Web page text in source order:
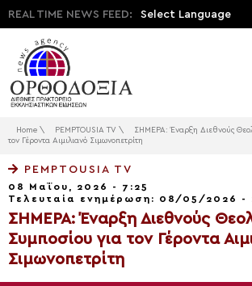
REAL TIME NEWS FEED: Select Language
Home \ PEMPTOUSIA TV \
ΣΗΜΕΡΑ: Έναρξη Διεθνούς
τον Γέροντα Αιμιλιανό Σιμωνοπετρίτη
PEMPTOUSIA TV
08 Μαΐου, 2026 - 7:25
Τελευταία ενημέρωση: 08/05/2026 -
ΣΗΜΕΡΑ: Έναρξη Διεθνούς
Συμποσίου για τον Γέροντα
Σιμωνοπετρίτη